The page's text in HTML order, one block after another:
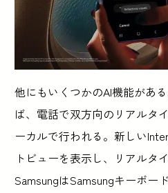
他にもいくつかのAI機能があ
ば、電話で双方向のリアルタ
ーカルで行われる。新しい
トビューを表示し、リアルタ
SamsungはSamsungキーボー